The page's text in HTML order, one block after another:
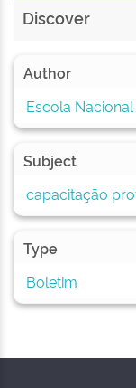
Discover
Author
Escola
Subject
capacitação
Type
Boletim